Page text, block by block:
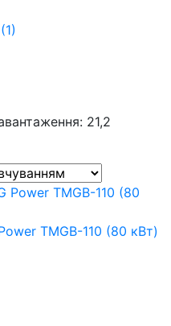
(1)
21,2
TMGB-110 (80 кВт)